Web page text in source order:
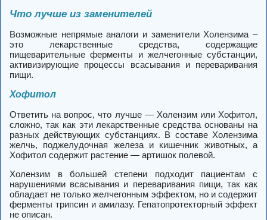
Что лучше из заменителей
Возможные непрямые аналоги и заменители Холензима –
это лекарственные средства, содержащие
пищеварительные ферменты и желчегонные субстанции,
активизирующие процессы всасывания и переваривания
пищи.
Хофитол
Ответить на вопрос, что лучше — Холензим или Хофитол,
сложно, так как эти лекарственные средства основаны на
разных действующих субстанциях. В составе Холензима
желчь, поджелудочная железа и кишечник животных, а
Хофитол содержит растение — артишок полевой.
Холензим в большей степени подходит пациентам с
нарушениями всасывания и переваривания пищи, так как
обладает не только желчегонным эффектом, но и содержит
ферменты трипсин и амилазу. Гепатопротекторный эффект
не описан.